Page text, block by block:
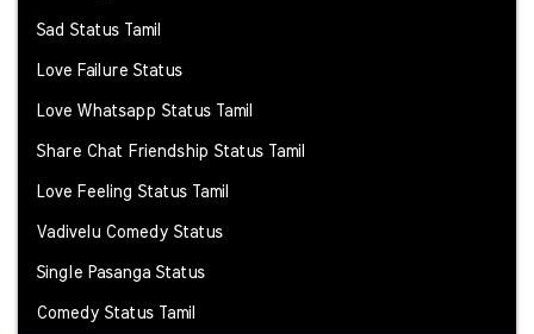
Sad Status Tamil
Love Failure Status
Love Whatsapp Status Tamil
Share Chat Friendship Status Tamil
Love Feeling Status Tamil
Vadivelu Comedy Status
Single Pasanga Status
Comedy Status Tamil